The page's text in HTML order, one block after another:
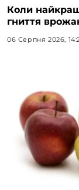
Коли
гниття
06 Серпня 2026,